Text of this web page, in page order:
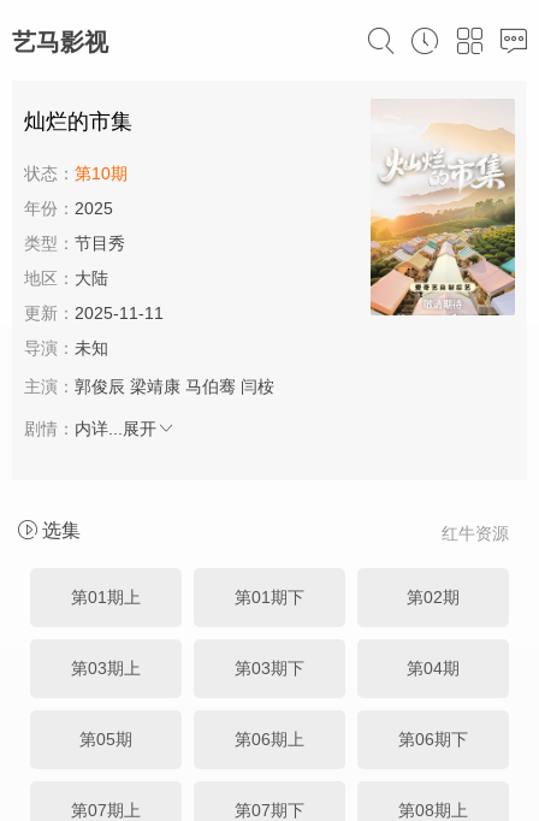
艺马影视
灿烂的市集
状态： 第10期
年份： 2025
类型： 节目秀
地区： 大陆
更新： 2025-11-11
导演： 未知
主演： 郭俊辰 梁靖康 马伯骞 闫桉
剧情： 内详... 展开
红牛资源
选集
第01期上 第01期下 第02期
第03期上 第03期下 第04期
第05期 第06期上 第06期下
第07期上 第07期下 第08期上